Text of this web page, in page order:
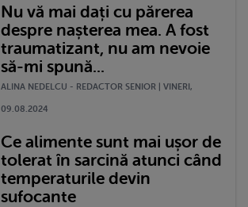
Nu vă mai dați cu părerea
despre nașterea mea. A fost
traumatizant, nu am nevoie
să-mi spună...
ALINA NEDELCU - REDACTOR SENIOR | VINERI,
09.08.2024
Ce alimente sunt mai ușor de
tolerat în sarcină atunci când
temperaturile devin
sufocante